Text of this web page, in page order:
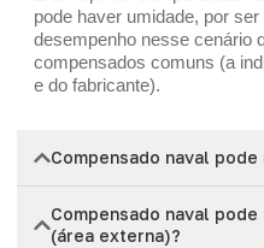
pode haver umidade, por
desempenho nesse cenário
compensados comuns (a
e do fabricante).
Compensado naval
Compensado naval
(área externa)?